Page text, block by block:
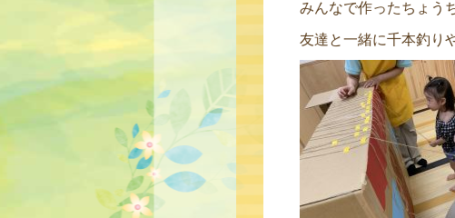
みんなで作ったちょう
友達と一緒に千本釣り